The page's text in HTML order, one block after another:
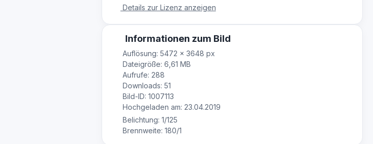
Details zur Lizenz anzeigen
Informationen zum Bild
Auflösung: 5472 × 3648 px
Dateigröße: 6,61 MB
Aufrufe: 288
Downloads: 51
Bild-ID: 1007113
Hochgeladen am: 23.04.2019
Belichtung: 1/125
Brennweite: 180/1